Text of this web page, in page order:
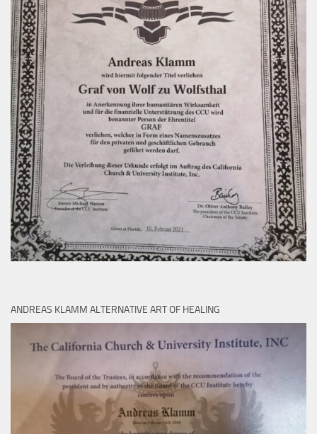
ANDREAS KLAMM ALTERNATIVE ART OF HEALING